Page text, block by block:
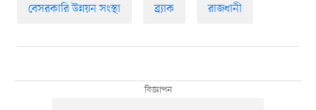
বেসরকারি উন্নয়ন সংস্থা ব্র্যাক রাজধানী